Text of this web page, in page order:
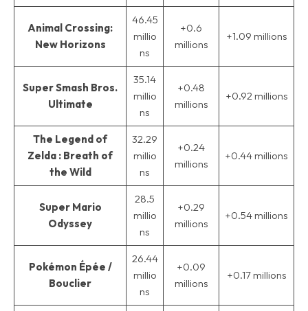
Animal Crossing:
New Horizons
46.45
millio
ns
+0.6
millions
+1.09 millions
Super Smash Bros.
Ultimate
35.14
millio
ns
+0.48
millions
+0.92 millions
The Legend of
Zelda : Breath of
the Wild
32.29
millio
ns
+0.24
millions
+0.44 millions
Super Mario
Odyssey
28.5
millio
ns
+0.29
millions
+0.54 millions
Pokémon Épée /
Bouclier
26.44
millio
ns
+0.09
millions
+0.17 millions